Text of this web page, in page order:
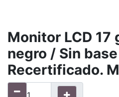
Monitor LCD 17
negro / Sin base
Recertificado.